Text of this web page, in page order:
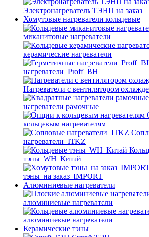
Электронагреватель ТЭНП на заказ
Хомутовые нагреватели кольцевые
миканитовые нагреватели
керамические нагреватели
нагреватели_Proff_BH
Нагреватели с вентилятором
нагреватели рамочные
кольцевым нагревателям
нагреватели_ITKZ
тэны_WH_Китай
тэны_на заказ_IMPORT
Алюминиевые нагреватели
алюминиевые нагреватели
алюминиевые нагреватели
Керамические тэны